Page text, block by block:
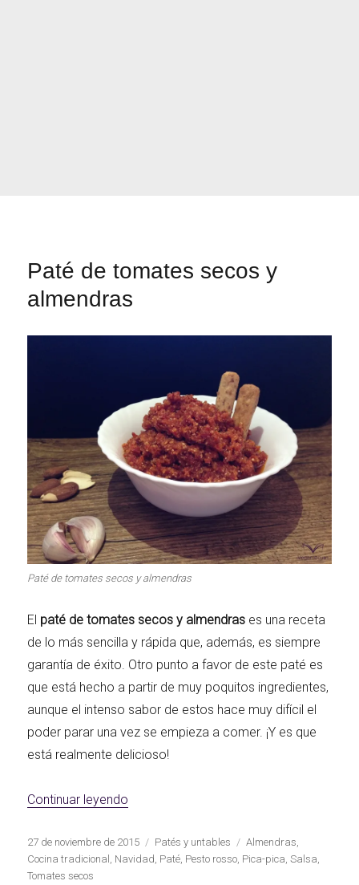
Paté de tomates secos y
almendras
Paté de tomates secos y almendras
El paté de tomates secos y almendras es una receta
de lo más sencilla y rápida que, además, es siempre
garantía de éxito. Otro punto a favor de este paté es
que está hecho a partir de muy poquitos ingredientes,
aunque el intenso sabor de estos hace muy difícil el
poder parar una vez se empieza a comer. ¡Y es que
está realmente delicioso!
Continuar leyendo
Publicado
el
27 de noviembre de 2015 Categorías
Patés y untables Etiquetas
Almendras
Cocina tradicional
Navidad Paté Pesto rosso Pica-pica ,Salsa
Tomates secos